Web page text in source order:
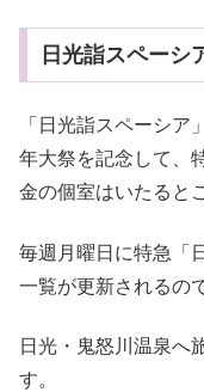
日光詣スペーシ
「日光詣スペーシ
年大祭を記念して、
金の個室はいたると
毎週月曜日に特急「
一覧が更新されるの
日光・鬼怒川温泉へ
す。